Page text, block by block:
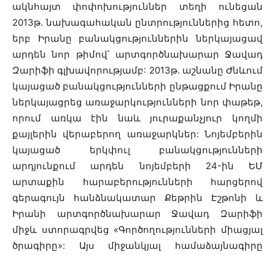
ակնհայտ փոփոխություններ տեղի ունեցան
2013թ. նախագահական ընտրություններից հետո,
երբ Իրանը բանակցություններին ներկայացավ
արդեն նոր թիմով՝ արտգործնախարար Ջավադ
Զարիֆի գլխավորությամբ: 2013թ. աշնանը Ժնևում
կայացած բանակցությունների ընթացքում Իրանը
ներկայացրեց առաջարկությունների նոր փաթեթ,
որում առկա էին նաև յուրաքանչյուր կողմի
քայլերին վերաբերող առաջարկներ: Նոյեմբերին
կայացած երկփուլ բանակցությունների
արդյունքում արդեն նոյեմբերի 24-ին ԵՄ
արտաքին հարաբերությունների հարցերով
գերագույն հանձնակատար Քեթրին Էշթոնի և
Իրանի արտգործնախարար Ջավադ Զարիֆի
միջև ստորագրվեց «Գործողությունների միացյալ
ծրագիրը»: Այս միջանկյալ համաձայնագիրը